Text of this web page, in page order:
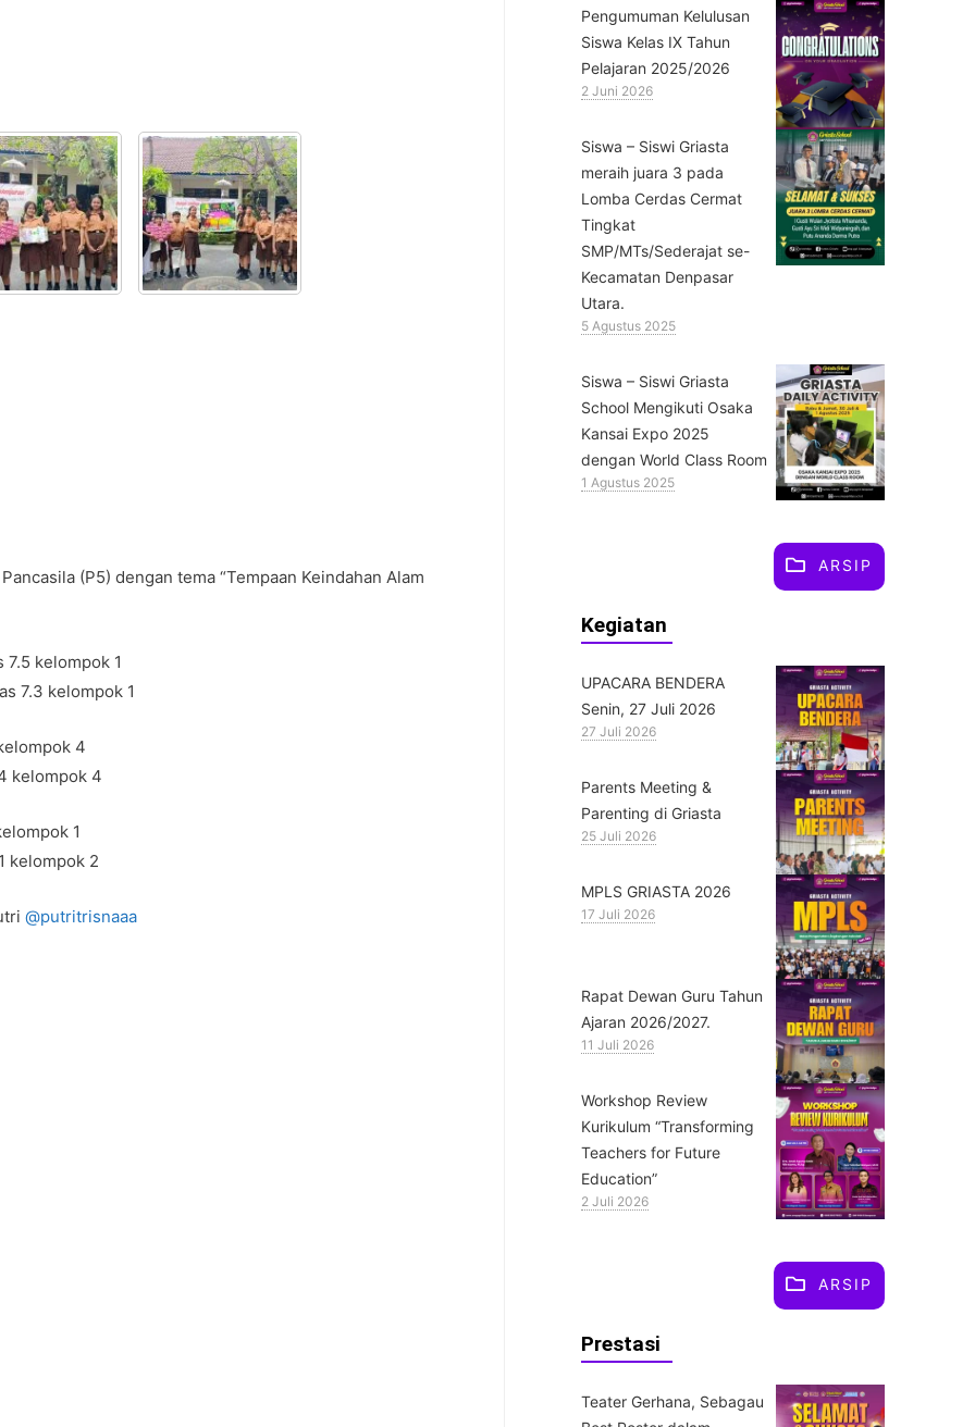
(P5) dengan tema “Tempaan Keindahan Alam
kelompok 1
7.3 kelompok 1
4
kelompok 4
1
kelompok 2
@putritrisnaaa
Pengumuman Kelulusan
Siswa Kelas IX Tahun
Pelajaran 2025/2026
2 Juni 2026
Siswa – Siswi Griasta
meraih juara 3 pada
Lomba Cerdas Cermat
Tingkat
SMP/MTs/Sederajat se-
Kecamatan Denpasar
Utara.
5 Agustus 2025
Siswa – Siswi Griasta
School Mengikuti Osaka
Kansai Expo 2025
dengan World Class Room
1 Agustus 2025
ARSIP
Kegiatan
UPACARA BENDERA
Senin, 27 Juli 2026
27 Juli 2026
Parents Meeting &
Parenting di Griasta
25 Juli 2026
MPLS GRIASTA 2026
17 Juli 2026
Rapat Dewan Guru Tahun
Ajaran 2026/2027.
11 Juli 2026
Workshop Review
Kurikulum “Transforming
Teachers for Future
Education”
2 Juli 2026
ARSIP
Prestasi
Teater Gerhana, Sebagau